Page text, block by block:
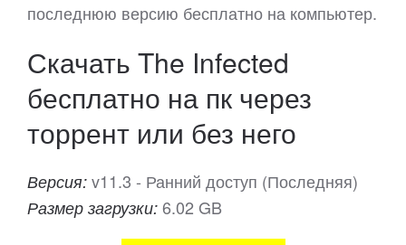
последнюю версию бесплатно на компьютер.
Скачать The Infected
бесплатно на пк через
торрент или без него
Версия: v11.3 - Ранний доступ (Последняя)
Размер загрузки: 6.02 GB